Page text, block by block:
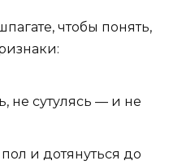
чтобы понять,
не сутулясь — и не
и дотянуться до